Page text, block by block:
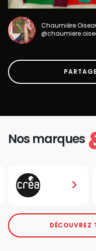
Chaumière
Nos marques
DÉCOUVREZ